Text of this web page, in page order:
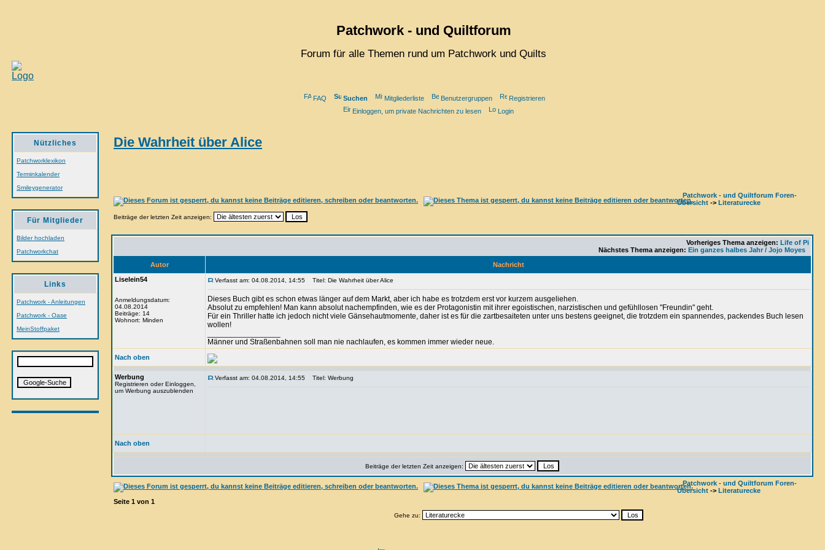
Patchwork - und Quiltforum
Forum für alle Themen rund um Patchwork und Quilts
FAQ Suchen Mitgliederliste Benutzergruppen
Registrieren
Einloggen, um private Nachrichten zu lesen
Login
Nützliches
Patchworklexikon
Terminkalender
Smileygenerator
Für Mitglieder
Bilder hochladen
Patchworkchat
Links
Patchwork - Anleitungen
Patchwork - Oase
MeinStoffpaket
Die Wahrheit über Alice
Patchwork - und Quiltforum Foren-
Übersicht -> Literaturecke
Beiträge der letzten Zeit anzeigen:
Vorheriges Thema anzeigen: Life of Pi
Nächstes Thema anzeigen: Ein ganzes halbes Jahr / Jojo Moyes
Autor
Nachricht
Liselein54
Anmeldungsdatum:
04.08.2014
Beiträge: 14
Wohnort: Minden
Verfasst am: 04.08.2014, 14:55 Titel: Die Wahrheit über Alice
Dieses Buch gibt es schon etwas länger auf dem Markt, aber ich habe es trotzdem erst vor kurzem ausgeliehen.
Absolut zu empfehlen! Man kann absolut nachempfinden, wie es der Protagonistin mit ihrer egoistischen, narzistischen und gefühllosen "Freundin" geht.
Für ein Thriller hatte ich jedoch nicht viele Gänsehautmomente, daher ist es für die zartbesaiteten unter uns bestens geeignet, die trotzdem ein spannendes, packendes Buch lesen
wollen!
Männer und Straßenbahnen soll man nie nachlaufen, es kommen immer wieder neue.
Nach oben
Werbung
Registrieren oder Einloggen,
um Werbung auszublenden
Verfasst am: 04.08.2014, 14:55 Titel: Werbung
Nach oben
Beiträge der letzten Zeit anzeigen:
Patchwork - und Quiltforum Foren-
Übersicht -> Literaturecke
Seite 1 von 1
Gehe zu: